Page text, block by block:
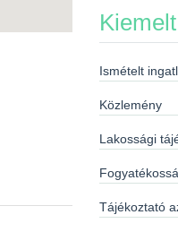
Kiemelt
Ismételt
Közlemény
Lakossági
Tájékoztató